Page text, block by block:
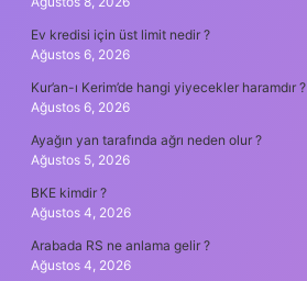
Ev kredisi için üst limit nedir ?
Ağustos 6, 2026
Kur’an-ı Kerim’de hangi yiyecekler haramdır ?
Ağustos 6, 2026
Ayağın yan tarafında ağrı neden olur ?
Ağustos 5, 2026
BKE kimdir ?
Ağustos 4, 2026
Arabada RS ne anlama gelir ?
Ağustos 4, 2026